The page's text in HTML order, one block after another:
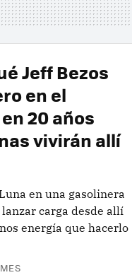
Jeff Bezos
en el
20 años
vivirán allí
en una gasolinera
carga desde allí
energía que hacerlo